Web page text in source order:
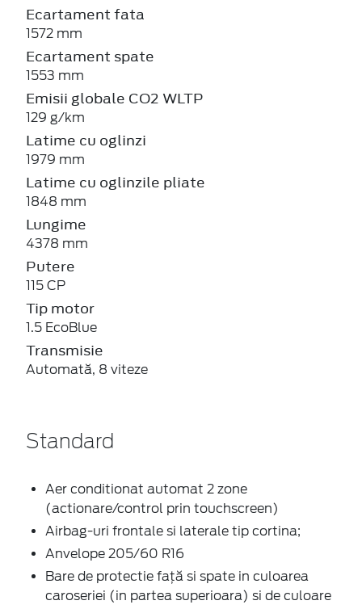
Ecartament fata
1572 mm
Ecartament spate
1553 mm
Emisii globale CO2 WLTP
129 g/km
Latime cu oglinzi
1979 mm
Latime cu oglinzile pliate
1848 mm
Lungime
4378 mm
Putere
115 CP
Tip motor
1.5 EcoBlue
Transmisie
Automată, 8 viteze
Standard
Aer conditionat automat 2 zone
(actionare/control prin touchscreen)
Airbag-uri frontale si laterale tip cortina;
Anvelope 205/60 R16
Bare de protectie față si spate in culoarea
caroseriei (in partea superioara) si de culoare